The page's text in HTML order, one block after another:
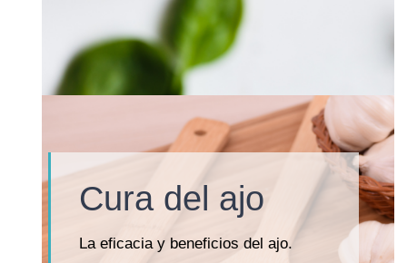
Cura del ajo
La eficacia y beneficios del ajo.